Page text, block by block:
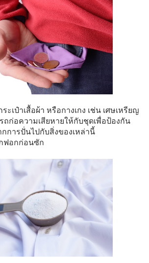
ะเป๋าเสื้อผ้า หรือกางเกง เช่น เศษเหรียญ
ถก่อความเสียหายให้กับชุดเพื่อป้องกัน
กการปั่นไปกับสิ่งของเหล่านี้
ฟอกก่อนซัก